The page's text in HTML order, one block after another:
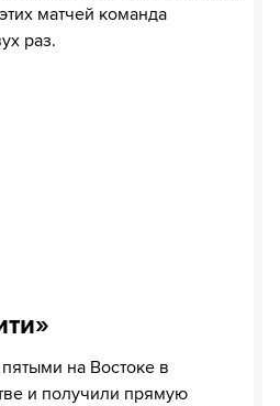
матчей команда
раз.
на Востоке в
и получили прямую